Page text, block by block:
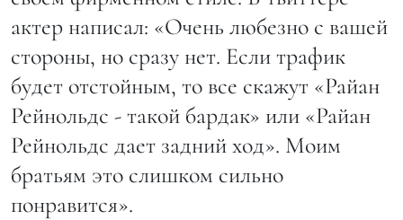
актер написал: «Очень любезно с вашей
стороны, но сразу нет. Если трафик
будет отстойным, то все скажут «Райан
Рейнольдс - такой бардак» или «Райан
Рейнольдс дает задний ход». Моим
братьям это слишком сильно
понравится».